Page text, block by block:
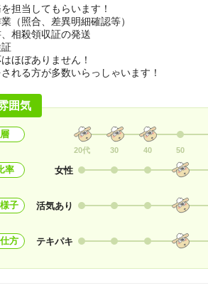
担当してもらいます！
（照合、差異明細確認等）
相殺領収証の発送
ほぼありません！
れる方が多数いらっしゃいます！
囲気
20代 30 40 50
率 女性
子 活気あり
方 テキパキ